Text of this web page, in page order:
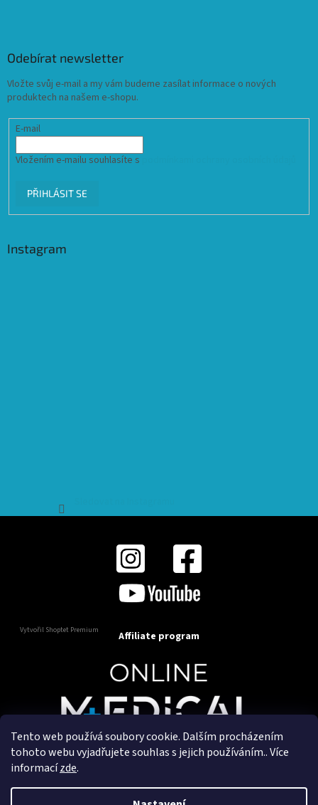
Tento web používá soubory cookie. Dalším procházením
tohoto webu vyjadřujete souhlas s jejich používáním.. Více
informacízde.
Odebírat newsletter
Vložte svůj e-mail a my vám budeme zasílat informace o nových
produktech na našem e-shopu.
E-mail
Vložením e-mailu souhlasíte s
PŘIHLÁSIT SE
Instagram
Vytvořil Shoptet Premium Affiliate program
Copyright 2025OnlineMedical.cz. Všechna práva
Vytvořil a marketingově zajišťuje